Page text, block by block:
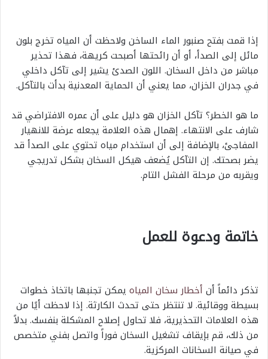
إذا قمت بفتح صنبور الماء الساخن ولاحظت أن المياه تخرج بلون
مائل إلى الصدأ، أو أن رائحتها أصبحت كريهة، فهذا تحذير
مباشر من داخل السخان. اللون الصدئ يشير إلى تآكل داخلي
في جدران الخزان، مما يعني أن الحماية المعدنية بدأت بالتآكل.
ما هو الخطر؟ تآكل الخزان هو دليل على أن عمره الافتراضي قد
شارف على الانتهاء. إهمال هذه العلامة يجعله عرضة للانهيار
المفاجئ، بالإضافة إلى أن استخدام مياه تحتوي على الصدأ قد
يضر بصحتك. إن التآكل يُضعف هيكل السخان بشكل تدريجي
ويقربه من مرحلة الفشل التام.
خاتمة ودعوة للعمل
تذكر دائماً أن أخطار سخان المياه يمكن تجنبها باتخاذ خطوات
بسيطة ووقائية. لا تنتظر حتى تحدث الكارثة. إذا لاحظت أيًا من
هذه العلامات التحذيرية، فلا تحاول إصلاح المشكلة بنفسك. بدلاً
من ذلك، قم بإيقاف تشغيل السخان فوراً واتصل بفني متخصص
في صيانة السخانات المركزية.